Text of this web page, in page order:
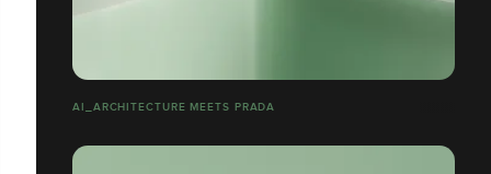
AI_ARCHITECTURE MEETS PRADA